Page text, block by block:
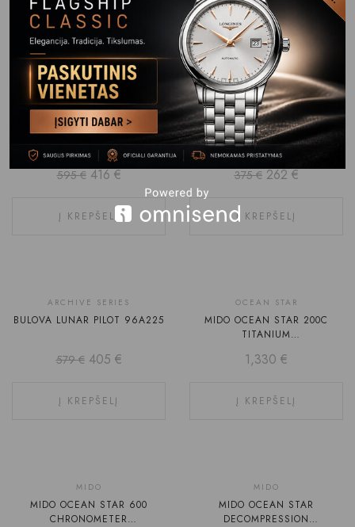
Į KREPŠELĮ Į KREPŠELĮ
-30%
BULOVA
BULOVA MARINA STAR
98A272
595€ 416€
Į KREPŠELĮ
-30%
BULOVA
BULOVA HACK WATCH 98A255
375€ 262€
Į KREPŠELĮ
ARCHIVE SERIES
BULOVA LUNAR PILOT 96A225
579€ 405 €
Į KREPŠELĮ
OCEAN STAR
MIDO OCEAN STAR 200C
TITANIUM
1,330 €
Į KREPŠELĮ
MIDO
MIDO OCEAN STAR 600
CHRONOMETER
MIDO
MIDO OCEAN STAR
DECOMPRESSION